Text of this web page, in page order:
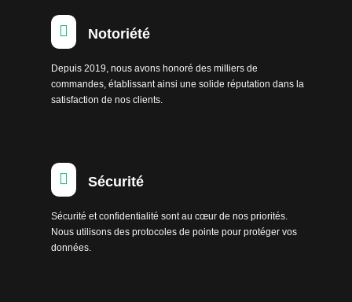
 Notoriété
Depuis 2019, nous avons honoré des milliers de
commandes, établissant ainsi une solide réputation dans la
satisfaction de nos clients.
 Sécurité
Sécurité et confidentialité sont au cœur de nos priorités.
Nous utilisons des protocoles de pointe pour protéger vos
données.